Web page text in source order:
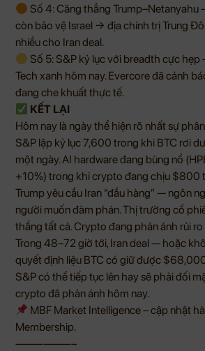
Số 4: Căng thẳng Trump–Netanyahu
còn bảo vệ Israel → địa chính trị Trung
nhiều cho Iran deal.
Số 5: S&P kỷ lục với breadth cực hẹp
Tech xanh hôm nay. Evercore đã cảnh
đang che khuất thực tế.
KẾT LẠI
Hôm nay là ngày thể hiện rõ nhất sự
S&P lập kỷ lục 7,600 trong khi BTC rơi
một ngày. AI hardware đang bùng nổ
+10%) trong khi crypto đang chịu $800
Trump yêu cầu Iran “đầu hàng” — ngôn
người muốn đàm phán. Thị trường cổ
thắng tất cả. Crypto đang phản ánh rủi
Trong 48–72 giờ tới, Iran deal — hoặc
quyết định liệu BTC có giữ được
S&P có thể tiếp tục lên hay sẽ phải đối
crypto đã phản ánh hôm nay.
MBF Market Intelligence – cập nhật
Membership.
——————–